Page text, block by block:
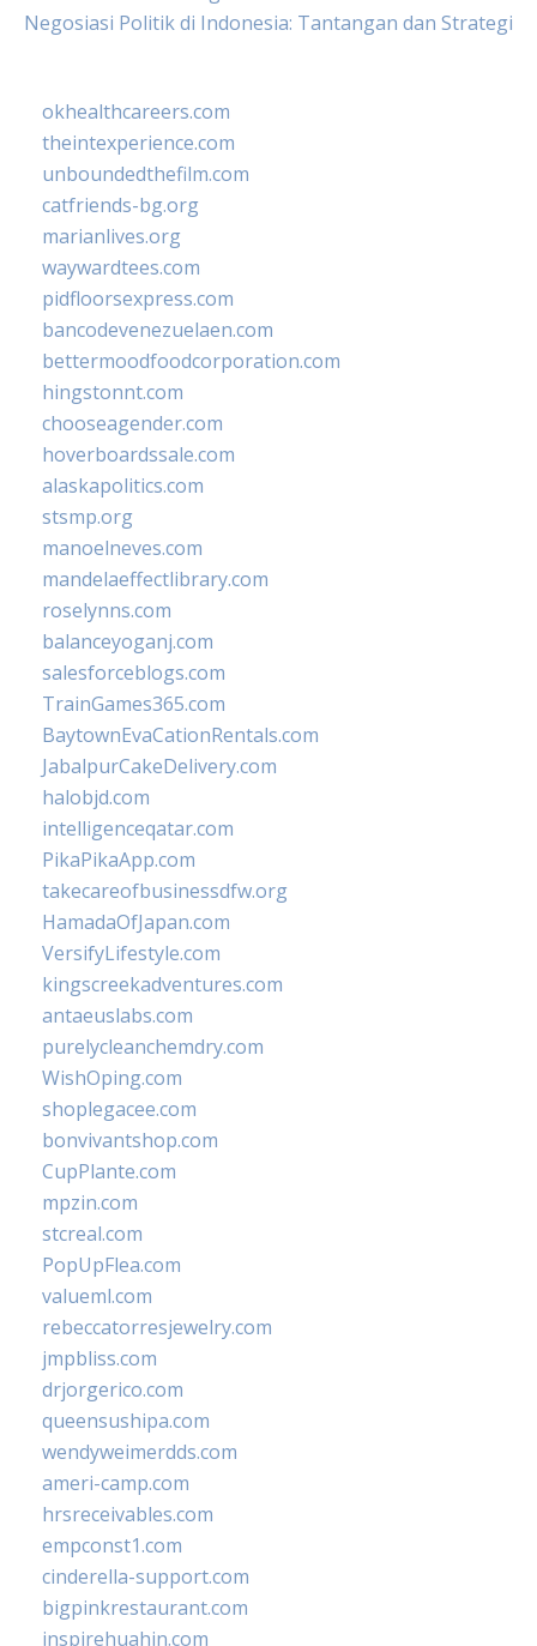
Negosiasi Politik di Indonesia: Tantangan dan Strategi
okhealthcareers.com
theintexperience.com
unboundedthefilm.com
catfriends-bg.org
marianlives.org
waywardtees.com
pidfloorsexpress.com
bancodevenezuelaen.com
bettermoodfoodcorporation.com
hingstonnt.com
chooseagender.com
hoverboardssale.com
alaskapolitics.com
stsmp.org
manoelneves.com
mandelaeffectlibrary.com
roselynns.com
balanceyoganj.com
salesforceblogs.com
TrainGames365.com
BaytownEvaCationRentals.com
JabalpurCakeDelivery.com
halobjd.com
intelligenceqatar.com
PikaPikaApp.com
takecareofbusinessdfw.org
HamadaOfJapan.com
VersifyLifestyle.com
kingscreekadventures.com
antaeuslabs.com
purelycleanchemdry.com
WishOping.com
shoplegacee.com
bonvivantshop.com
CupPlante.com
mpzin.com
stcreal.com
PopUpFlea.com
valueml.com
rebeccatorresjewelry.com
jmpbliss.com
drjorgerico.com
queensushipa.com
wendyweimerdds.com
ameri-camp.com
hrsreceivables.com
empconst1.com
cinderella-support.com
bigpinkrestaurant.com
inspirehuahin.com